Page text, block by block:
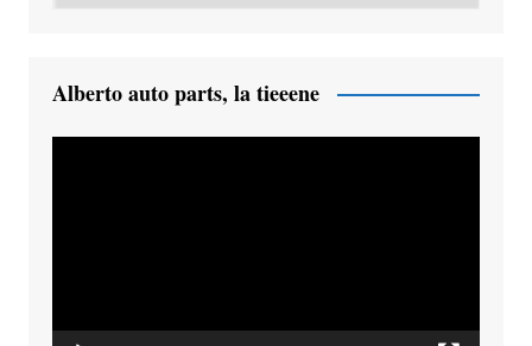
Alberto auto parts, la tieeene